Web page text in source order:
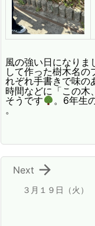
風の強い日になりま
して作った樹木名の
れぞれ手書きで味の
時間などに「この木
そうです
。6年生
。
３月１９日（火

Next